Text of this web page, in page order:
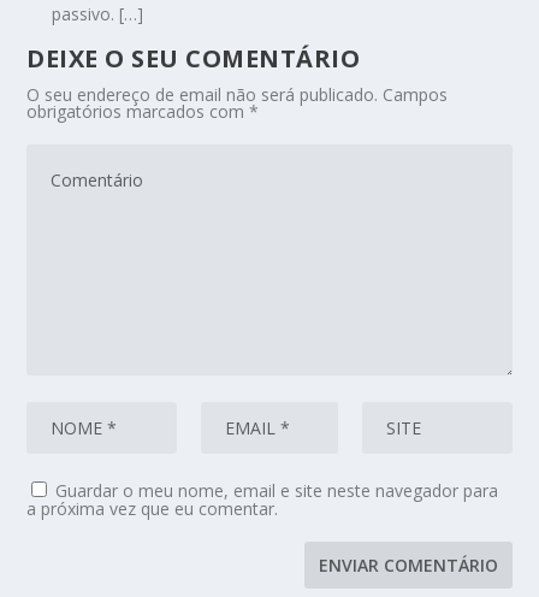
passivo. […]
DEIXE O SEU COMENTÁRIO
O seu endereço de email não será publicado. Campos
obrigatórios marcados com*
Guardar o meu nome, email e site neste navegador para
a próxima vez que eu comentar.